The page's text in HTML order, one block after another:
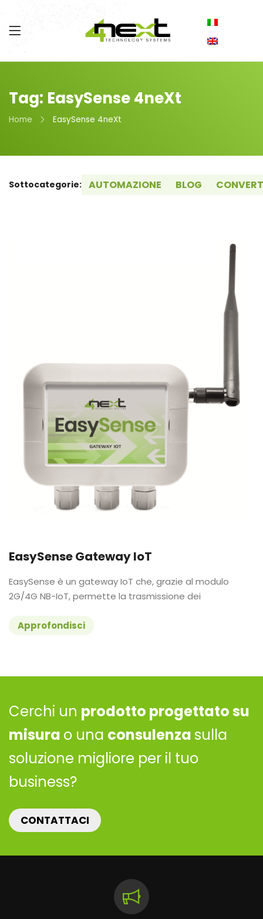
Tag: EasySense 4neXt
Home EasySense 4neXt
Sottocategorie: AUTOMAZIONE BLOG
EasySense Gateway IoT
EasySense è un gateway IoT che, grazie al modulo
2G/4G NB-IoT, permette la trasmissione dei
Approfondisci
Cerchi un prodotto progettato su
misura o una consulenza sulla
soluzione migliore per il tuo
business?
CONTATTACI